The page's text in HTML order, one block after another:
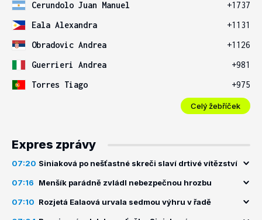
Cerundolo Juan Manuel
+1737
Eala Alexandra
+1131
Obradovic Andrea
+1126
Guerrieri Andrea
+981
Torres Tiago
+975
Celý žebříček
Expres zprávy
07:20 Siniaková po nešťastné skreči slaví drtivé vítězství
07:16 Menšík parádně zvládl nebezpečnou hrozbu
07:10 Rozjetá Ealaová urvala sedmou výhru v řadě